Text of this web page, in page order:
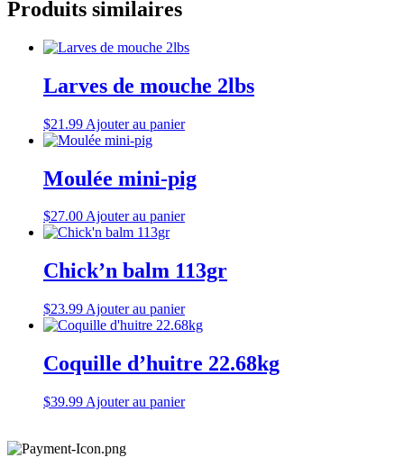
Produits similaires
Larves de mouche 2lbs
$21.99 Ajouter au panier
Moulée mini-pig
$27.00Ajouter au panier
Chick’n balm 113gr
$23.99 Ajouter au panier
Coquille d’huitre 22.68kg
$39.99 Ajouter au panier